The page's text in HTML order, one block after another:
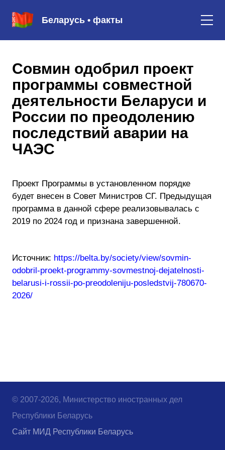
Беларусь • факты
Совмин одобрил проект
программы совместной
деятельности Беларуси и
России по преодолению
последствий аварии на
ЧАЭС
Проект Программы в установленном порядке
будет внесен в Совет Министров СГ. Предыдущая
программа в данной сфере реализовывалась с
2019 по 2024 год и признана завершенной.
Источник: https://belta.by/society/view/sovmin-
odobril-proekt-programmy-sovmestnoj-dejatelnosti-
belarusi-i-rossii-po-preodoleniju-posledstvij-780670-
2026/
© 2007-2026, Министерство иностранных дел
Республики Беларусь
Сайт МИД Республики Беларусь